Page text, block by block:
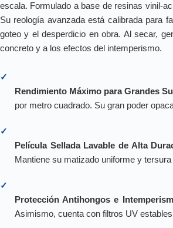
escala. Formulado a base de resinas vinil-
Su reología avanzada está calibrada para
goteo y el desperdicio en obra. Al secar,
concreto y a los efectos del intemperismo.
✓
Rendimiento Máximo para Grandes
por metro cuadrado. Su gran poder
✓
Película Sellada Lavable de Alta
Mantiene su matizado uniforme y
✓
Protección Antihongos e
Asimismo, cuenta con filtros UV